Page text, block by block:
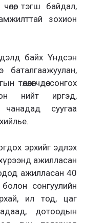
тэгш байдал,
зохион
байх Үндсэн
баталгаажуулан,
сонгох
нийт иргэд,
суугаа
эрхийг эдлэх
ажилласан
ажилласан 40
сонгуулийн
ил тод, цаг
дотоодын